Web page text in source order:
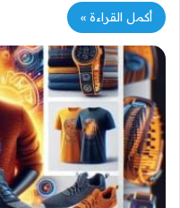
أكمل القراءة »